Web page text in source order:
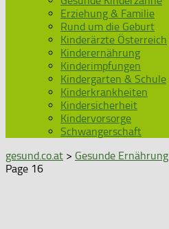
Erziehung & Familie
Rund um die Geburt
Kinderärzte Österreich
Kinderernährung
Kinderimpfungen
Kindergarten & Schule
Kinderkrankheiten
Kindersicherheit
Kindervorsorge
Schwangerschaft
gesund.co.at > Gesunde Ernährung
Page 16